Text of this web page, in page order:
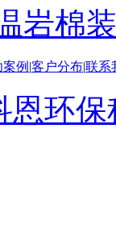
岩棉
案例 |客户分布|联系
恩环